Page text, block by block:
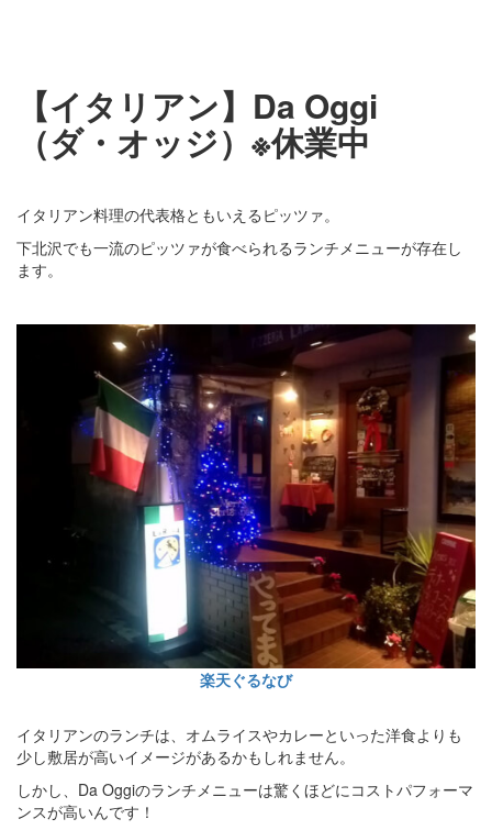
【イタリアン】Da Oggi
（ダ・オッジ）※休業中
イタリアン料理の代表格ともいえるピッツァ。
下北沢でも一流のピッツァが食べられるランチメニューが存在し
ます。
楽天ぐるなび
イタリアンのランチは、オムライスやカレーといった洋食よりも
少し敷居が高いイメージがあるかもしれません。
しかし、Da Oggiのランチメニューは驚くほどにコストパフォーマ
ンスが高いんです！